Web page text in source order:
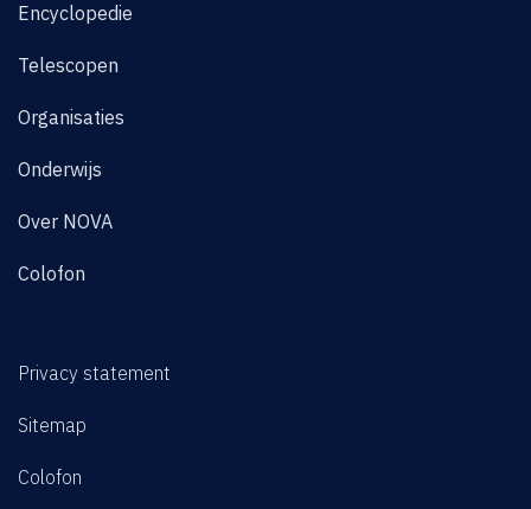
Encyclopedie
Telescopen
Organisaties
Onderwijs
Over NOVA
Colofon
Privacy statement
Sitemap
Colofon